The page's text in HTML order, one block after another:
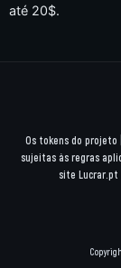
até 20$.
Os tokens do projeto
sujeitas às regras
site Lucrar.pt